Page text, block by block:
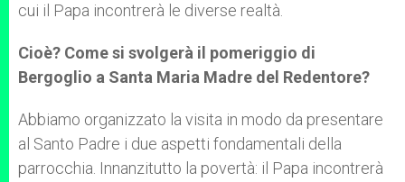
cui il Papa incontrerà le diverse realtà.
Cioè? Come si svolgerà il pomeriggio di
Bergoglio a Santa Maria Madre del Redentore?
Abbiamo organizzato la visita in modo da presentare
al Santo Padre i due aspetti fondamentali della
parrocchia. Innanzitutto la povertà: il Papa incontrerà